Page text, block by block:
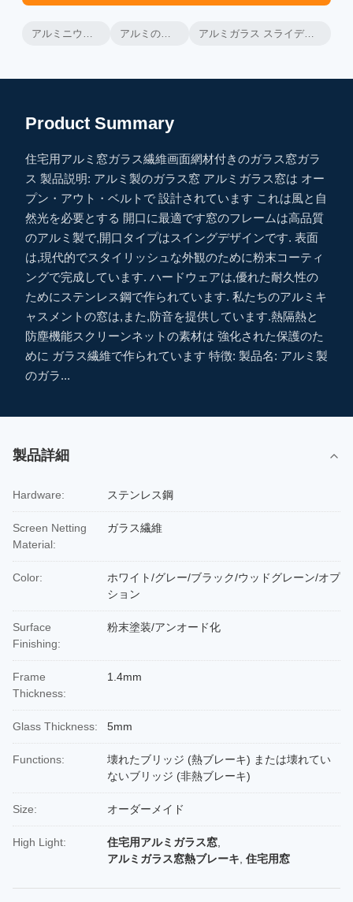
アルミニウム ガラス窓 アルミの水平滑り窓 アルミガラス スライディングウィンドウ
Product Summary
住宅用アルミ窓ガラス繊維画面網材付きのガラス窓ガラ
ス 製品説明: アルミ製のガラス窓 アルミガラス窓は オー
プン・アウト・ベルトで 設計されています これは風と自
然光を必要とする 開口に最適です窓のフレームは高品質
のアルミ製で,開口タイプはスイングデザインです. 表面
は,現代的でスタイリッシュな外観のために粉末コーティ
ングで完成しています. ハードウェアは,優れた耐久性の
ためにステンレス鋼で作られています. 私たちのアルミキ
ャスメントの窓は,また,防音を提供しています.熱隔熱と
防塵機能スクリーンネットの素材は 強化された保護のた
めに ガラス繊維で作られています 特徴: 製品名: アルミ製
のガラ...
製品詳細
Hardware: ステンレス鋼
Screen Netting
Material:
ガラス繊維
Color:
ホワイト/グレー/ブラック/ウッドグレーン/オプ
ション
Surface
Finishing:
粉末塗装/アンオード化
Frame
Thickness:
1.4mm
Glass Thickness: 5mm
Functions:
壊れたブリッジ (熱ブレーキ) または壊れてい
ないブリッジ (非熱ブレーキ)
Size: オーダーメイド
High Light: 住宅用アルミガラス窓
アルミガラス窓熱ブレーキ 住宅用窓